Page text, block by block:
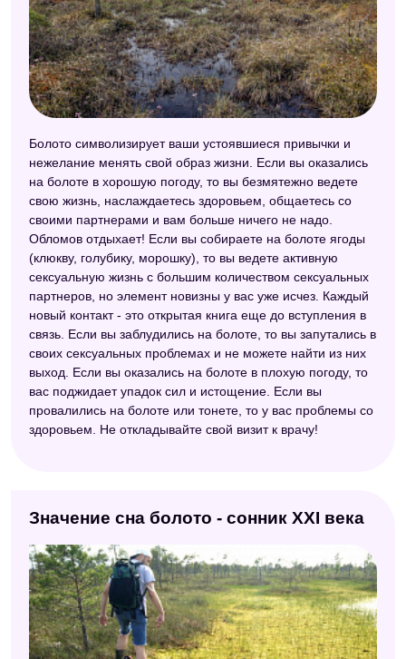
Болото символизирует ваши устоявшиеся привычки и
нежелание менять свой образ жизни. Если вы оказались
на болоте в хорошую погоду, то вы безмятежно ведете
свою жизнь, наслаждаетесь здоровьем, общаетесь со
своими партнерами и вам больше ничего не надо.
Обломов отдыхает! Если вы собираете на болоте ягоды
(клюкву, голубику, морошку), то вы ведете активную
сексуальную жизнь с большим количеством сексуальных
партнеров, но элемент новизны у вас уже исчез. Каждый
новый контакт - это открытая книга еще до вступления в
связь. Если вы заблудились на болоте, то вы запутались в
своих сексуальных проблемах и не можете найти из них
выход. Если вы оказались на болоте в плохую погоду, то
вас поджидает упадок сил и истощение. Если вы
провалились на болоте или тонете, то у вас проблемы со
здоровьем. Не откладывайте свой визит к врачу!
Значение сна болото - сонник XXI века